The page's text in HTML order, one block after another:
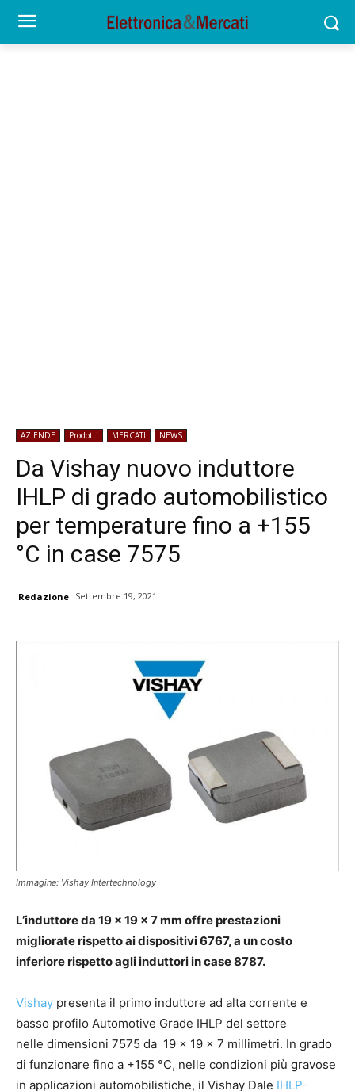
AZIENDE Prodotti MERCATI NEWS
Da Vishay nuovo induttore
IHLP di grado automobilistico
per temperature fino a +155
°C in case 7575
Redazione Settembre 19, 2021
Immagine: Vishay Intertechnology
L’induttore da 19 x 19 x 7 mm offre prestazioni
migliorate rispetto ai dispositivi 6767, a un costo
inferiore rispetto agli induttori in case 8787.
Vishay presenta il primo induttore ad alta corrente e
basso profilo Automotive Grade IHLP del settore
nelle dimensioni 7575 da 19 x 19 x 7 millimetri. In grado
di funzionare fino a +155 °C, nelle condizioni più gravose
in applicazioni automobilistiche, il Vishay Dale IHLP-